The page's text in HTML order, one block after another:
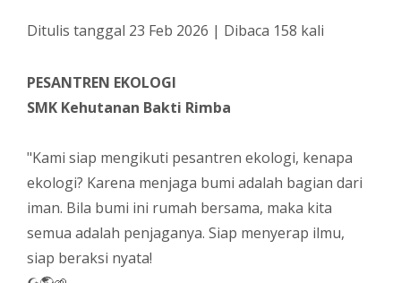
Ditulis tanggal 23 Feb 2026 | Dibaca 158 kali
PESANTREN EKOLOGI
SMK Kehutanan Bakti Rimba
"Kami siap mengikuti pesantren ekologi, kenapa
ekologi? Karena menjaga bumi adalah bagian dari
iman. Bila bumi ini rumah bersama, maka kita
semua adalah penjaganya. Siap menyerap ilmu,
siap beraksi nyata!